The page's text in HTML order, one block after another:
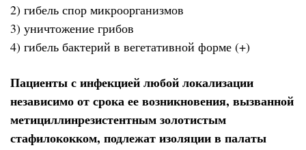
2) гибель спор микроорганизмов
3) уничтожение грибов
4) гибель бактерий в вегетативной форме (+)
Пациенты с инфекцией любой локализации
независимо от срока ее возникновения, вызванной
метициллинрезистентным золотистым
стафилококком, подлежат изоляции в палаты